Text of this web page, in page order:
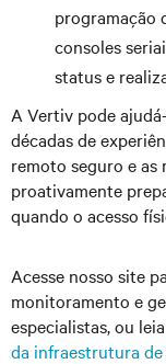
programação
consoles
status e
A Vertiv pode
décadas de
remoto seguro e as
proativamente
quando o acesso
Acesse nosso site
monitoramento e
especialistas, ou
da infraestrutura de